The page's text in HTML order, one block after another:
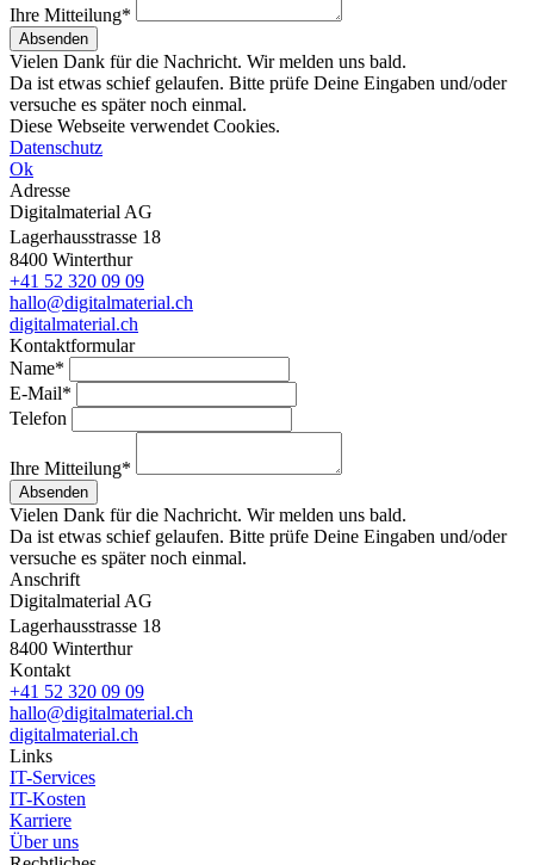
Ihre Mitteilung*
Absenden
Vielen Dank für die Nachricht. Wir melden uns bald.
Da ist etwas schief gelaufen. Bitte prüfe Deine Eingaben und/oder
versuche es später noch einmal.
Diese Webseite verwendet Cookies.
Datenschutz
Ok
Adresse
Digitalmaterial AG
Lagerhausstrasse 18
8400 Winterthur
+41 52 320 09 09
hallo@digitalmaterial.ch
digitalmaterial.ch
Kontaktformular
Name*
E-Mail*
Telefon
Ihre Mitteilung*
Absenden
Vielen Dank für die Nachricht. Wir melden uns bald.
Da ist etwas schief gelaufen. Bitte prüfe Deine Eingaben und/oder
versuche es später noch einmal.
Anschrift
Digitalmaterial AG
Lagerhausstrasse 18
8400 Winterthur
Kontakt
+41 52 320 09 09
hallo@digitalmaterial.ch
digitalmaterial.ch
Links
IT-Services
IT-Kosten
Karriere
Über uns